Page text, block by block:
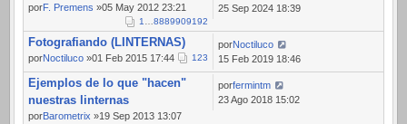
porF. Premens »05 May 2012 23:21
1 8889909192
25 Sep 2024 18:39
Fotografiando (LINTERNAS)
porNoctiluco »01 Feb 2015 17:44 123
porNoctiluco
15 Feb 2019 18:46
Ejemplos de lo que "hacen"
nuestras linternas
porBarometrix »19 Sep 2013 13:07
porfermintm
23 Ago 2018 15:02